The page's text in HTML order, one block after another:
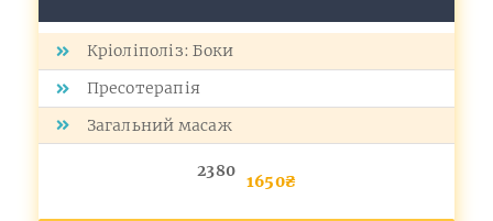
Кріоліполіз: Боки
Пресотерапія
Загальний масаж
2380
1650₴